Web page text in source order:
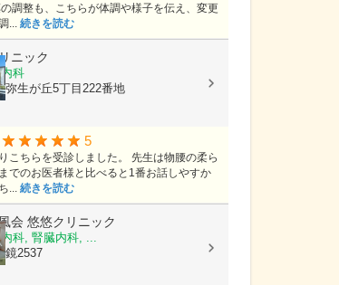
調整も、こちらが体調や様子を伝え、変更
... 続きを読む
ニック
科
弥生が丘5丁目222番地
5
こちらを受診しました。 先生は物腰の柔ら
でのお医者様と比べると1番お話しやすか
... 続きを読む
会 悠悠クリニック
科, 腎臓内科, ...
鏡2537